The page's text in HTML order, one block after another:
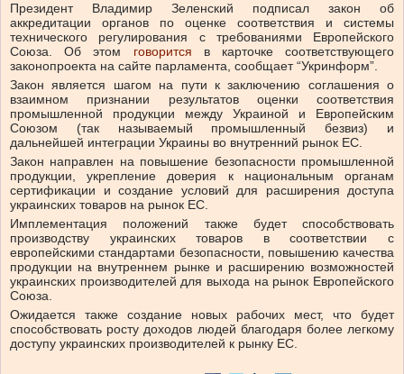
Президент Владимир Зеленский подписал закон об
аккредитации органов по оценке соответствия и системы
технического регулирования с требованиями Европейского
Союза.
Об этом говорится
в карточке соответствующего
законопроекта на сайте парламента, сообщает “Укринформ”.
Закон является шагом на пути к заключению соглашения о
взаимном признании результатов оценки соответствия
промышленной продукции между Украиной и Европейским
Союзом (так называемый промышленный безвиз) и
дальнейшей интеграции Украины во внутренний рынок ЕС.
Закон направлен на повышение безопасности промышленной
продукции, укрепление доверия к национальным органам
сертификации и создание условий для расширения доступа
украинских товаров на рынок ЕС.
Имплементация положений также будет способствовать
производству украинских товаров в соответствии с
европейскими стандартами безопасности, повышению качества
продукции на внутреннем рынке и расширению возможностей
украинских производителей для выхода на рынок Европейского
Союза.
Ожидается также создание новых рабочих мест, что будет
способствовать росту доходов людей благодаря более легкому
доступу украинских производителей к рынку ЕС.